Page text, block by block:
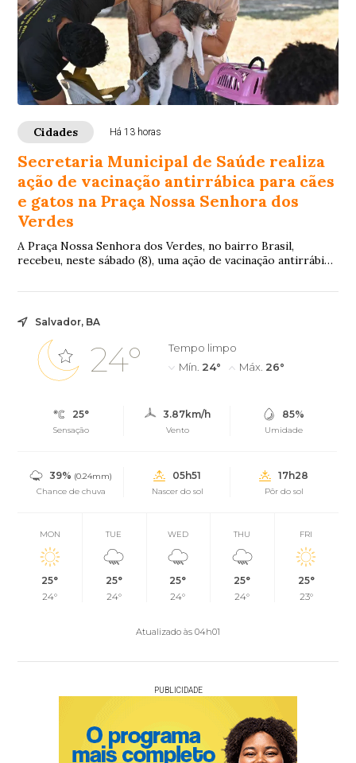
Cidades Há 13 horas
Secretaria Municipal de Saúde realiza
ação de vacinação antirrábica para cães
e gatos na Praça Nossa Senhora dos
Verdes
A Praça Nossa Senhora dos Verdes, no bairro Brasil,
recebeu, neste sábado (8), uma ação de vacinação antirrábica
Salvador, BA
24°
Tempo limpo
Mín. 24° Máx. 26°
25°
Sensação
3.87km/h
Vento
85%
Umidade
39% (0.24mm)
Chance de chuva
05h51
Nascer do sol
17h28
Pôr do sol
MON
25°
24°
TUE
25°
24°
WED
25°
24°
THU
25°
24°
FRI
25°
23°
Atualizado às 04h01
PUBLICIDADE